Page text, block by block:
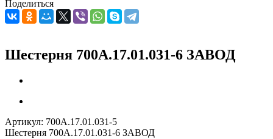
Поделиться
Шестерня 700А.17.01.031-6 ЗАВОД
Артикул: 700А.17.01.031-5
Шестерня 700А.17.01.031-6 ЗАВОД